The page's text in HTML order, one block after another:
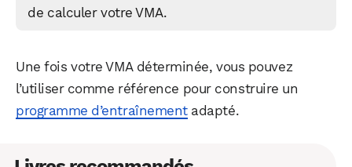
de calculer votre VMA.
Une fois votre VMA déterminée, vous pouvez
l’utiliser comme référence pour construire un
programme d’entraînementadapté.